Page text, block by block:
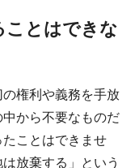
ことはできな
権利や義務を手放
から不要なものだ
ことはできませ
放棄する」という